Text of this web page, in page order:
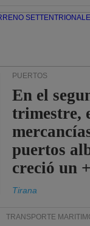
PUERTOS
En el
trimestre,
puertos
creció un
Tirana
TRANSPORTE